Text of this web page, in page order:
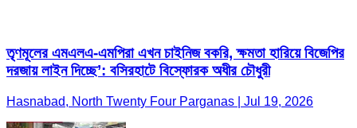
তৃণমূলের এমএলএ-এমপিরা এখন চাইনিজ বকরি, ক্ষমতা হারিয়ে বিজেপির
দরজায় লাইন দিচ্ছে’: বসিরহাটে বিস্ফোরক অধীর চৌধুরী
Hasnabad, North Twenty Four Parganas | Jul 19, 2026